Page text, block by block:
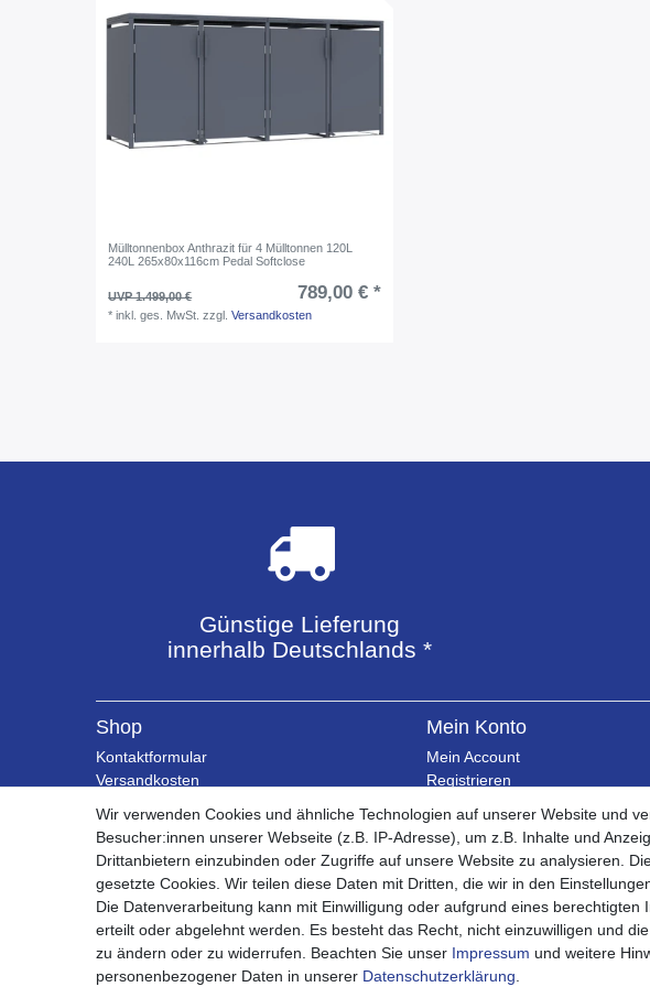
Mülltonnenbox Anthrazit für 4 Mülltonnen 120L
240L 265x80x116cm Pedal Softclose
UVP 1.499,00 € 789,00 € *
*inkl. ges. MwSt. zzgl.Versandkosten
Günstige Lieferung
innerhalb Deutschlands *
Shop
Kontaktformular
Versandkosten
Mein Konto
Mein Account
Registrieren
Kasse
Wir verwenden Cookies und ähnliche Technologien auf unserer Website und
Besucher:innen unserer Webseite (z.B. IP-Adresse), um z.B. Inhalte und
Drittanbietern einzubinden oder Zugriffe auf unsere Website zu analysieren.
gesetzte Cookies. Wir teilen diese Daten mit Dritten, die wir in den
Die Datenverarbeitung kann mit Einwilligung oder aufgrund eines
erteilt oder abgelehnt werden. Es besteht das Recht, nicht einzuwilligen und
zu ändern oder zu widerrufen. Beachten Sie unser Impressum und weitere
personenbezogener Daten in unserer Daten­schutz­erklärung